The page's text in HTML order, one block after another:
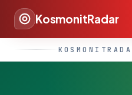
KosmonitRadar